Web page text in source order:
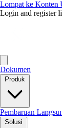
Lompat ke Konten
Login and register
Dokumen
Produk
Pembaruan
Solusi